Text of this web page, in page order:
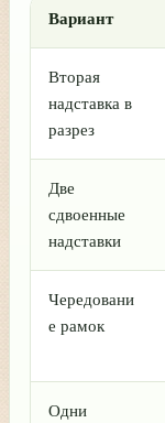
Вариант
Вторая
надставка в
разрез
Две
сдвоенные
надставки
Чередовани
е рамок
Одни